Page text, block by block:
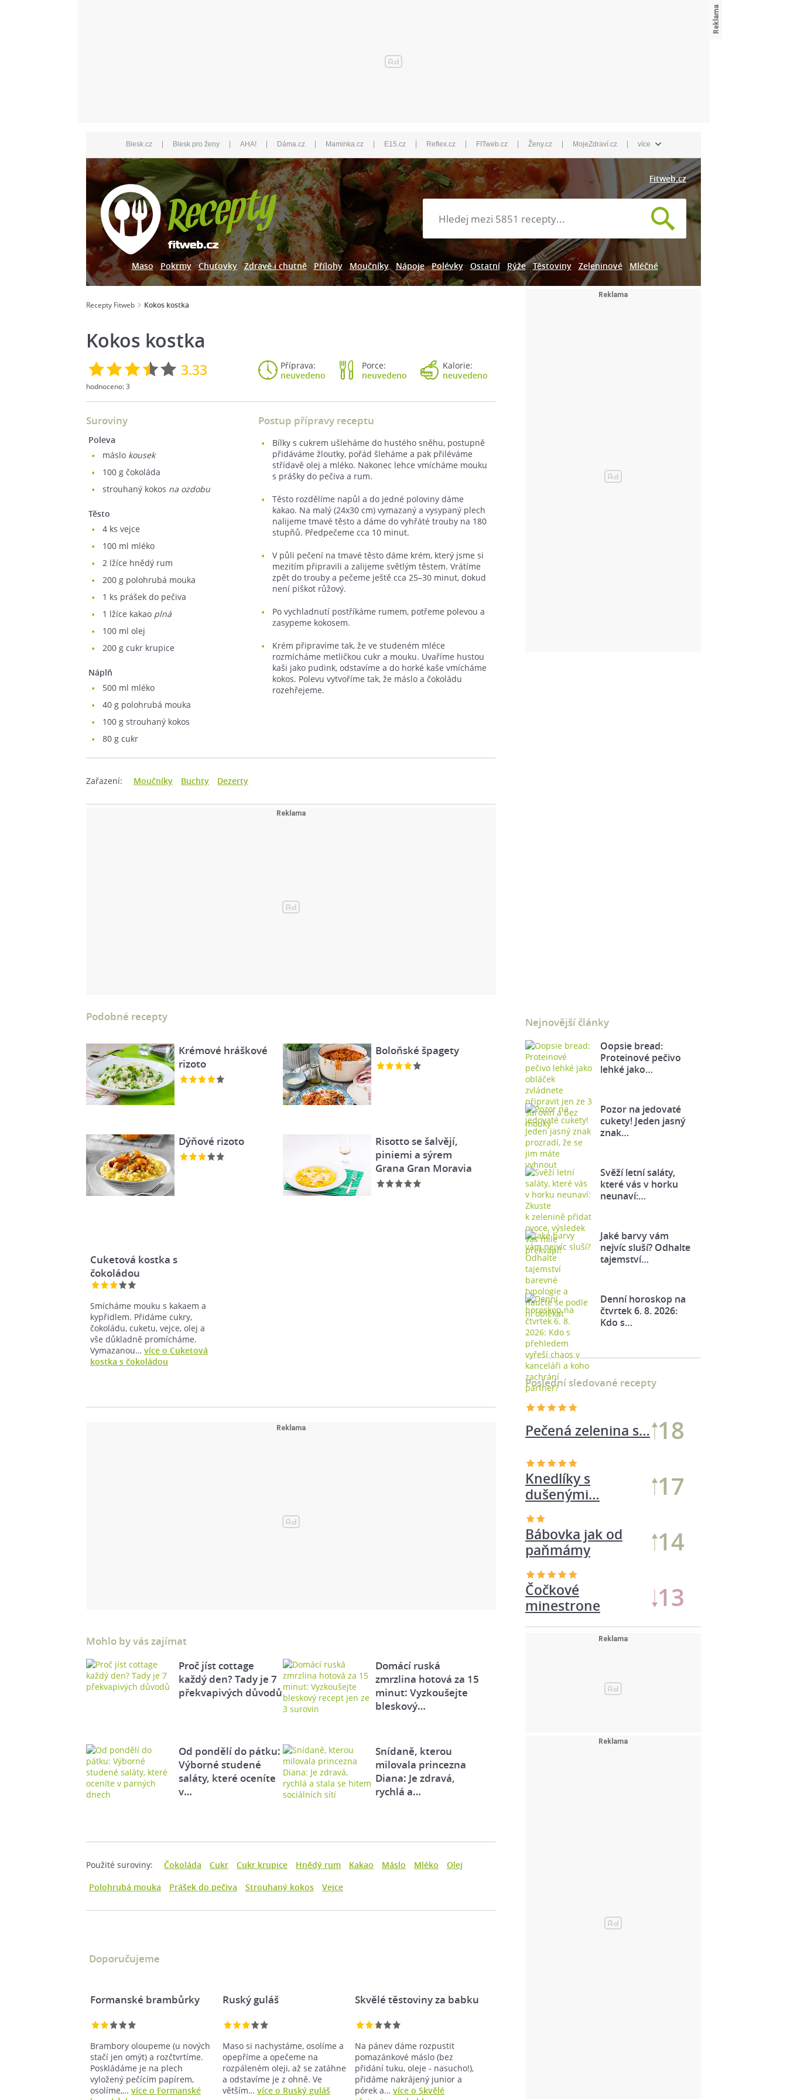
Blesk.cz | Blesk pro ženy | AHA! | Dáma.cz | Maminka.cz | E15.cz | Reflex.cz | FITweb.cz | Ženy.cz | MojeZdraví.cz | více
Fitweb.cz
Maso Pokrmy Chuťovky Zdravě i chutně Přílohy Moučníky Nápoje Polévky Ostatní Rýže Těstoviny Zeleninové Mléčné
Recepty Fitweb Kokos kostka
Kokos kostka
3.33
hodnoceno:3
Příprava:
neuvedeno
Porce:
neuvedeno
Kalorie:
neuvedeno
Suroviny
Poleva
máslo kousek
100 g čokoláda
strouhaný kokos na ozdobu
Těsto
4 ks vejce
100 ml mléko
2 lžíce hnědý rum
200 g polohrubá mouka
1 ks prášek do pečiva
1 lžíce kakao plná
100 ml olej
200 g cukr krupice
Náplň
500 ml mléko
40 g polohrubá mouka
100 g strouhaný kokos
80 g cukr
Postup přípravy receptu
Bílky s cukrem ušleháme do hustého sněhu, postupně
přidáváme žloutky, pořád šleháme a pak přiléváme
střídavě olej a mléko. Nakonec lehce vmícháme mouku
s prášky do pečiva a rum.
Těsto rozdělíme napůl a do jedné poloviny dáme
kakao. Na malý (24x30 cm) vymazaný a vysypaný plech
nalijeme tmavé těsto a dáme do vyhřáté trouby na 180
stupňů. Předpečeme cca 10 minut.
V půli pečení na tmavé těsto dáme krém, který jsme si
mezitím připravili a zalijeme světlým těstem. Vrátíme
zpět do trouby a pečeme ještě cca 25–30 minut, dokud
není piškot růžový.
Po vychladnutí postříkáme rumem, potřeme polevou a
zasypeme kokosem.
Krém připravíme tak, že ve studeném mléce
rozmícháme metličkou cukr a mouku. Uvaříme hustou
kaši jako pudink, odstavíme a do horké kaše vmícháme
kokos. Polevu vytvoříme tak, že máslo a čokoládu
rozehřejeme.
Zařazení: Moučníky Buchty Dezerty
Podobné recepty
Krémové hráškové
rizoto
Boloňské špagety
Dýňové rizoto
Risotto se šalvějí,
piniemi a sýrem
Grana Gran Moravia
Cuketová kostka s
čokoládou
Smícháme mouku s kakaem a
kypřidlem. Přidáme cukry,
čokoládu, cuketu, vejce, olej a
vše důkladně promícháme.
Vymazanou… více o Cuketová
kostka s čokoládou
Mohlo by vás zajímat
Proč jíst cottage
každý den? Tady je 7
překvapivých důvodů
Domácí ruská
zmrzlina hotová za 15
minut: Vyzkoušejte
bleskový…
Od pondělí do pátku:
Výborné studené
saláty, které oceníte
v…
Snídaně, kterou
milovala princezna
Diana: Je zdravá,
rychlá a…
Použité suroviny: Čokoláda Cukr Cukr krupice Hnědý rum Kakao Máslo Mléko
Olej
Polohrubá mouka
Prášek do pečiva Strouhaný kokos Vejce
Doporučujeme
Formanské brambůrky
Brambory oloupeme (u nových
stačí jen omýt) a rozčtvrtíme.
Poskládáme je na plech
vyložený pečícím papírem,
osolíme,… více o Formanské
Ruský guláš
Maso si nachystáme, osolíme a
opepříme a opečeme na
rozpáleném oleji, až se zatáhne
a odstavíme je z ohně. Ve
větším…více o Ruský guláš
Skvělé těstoviny za babku
Na pánev dáme rozpustit
pomazánkové máslo (bez
přidání tuku, oleje - nasucho!),
přidáme nakrájený junior a
pórek a…více o Skvělé
Nejnovější články
Oopsie bread:
Proteinové pečivo
lehké jako…
Pozor na jedovaté
cukety! Jeden jasný
znak…
Svěží letní saláty,
které vás v horku
neunaví:…
Jaké barvy vám
nejvíc sluší? Odhalte
tajemství…
Denní horoskop na
čtvrtek 6. 8. 2026:
Kdo s…
Poslední sledované recepty
Čočkové
minestrone
13
Knedlíky s
dušenými…
17
Pečená zelenina s… 18
Bábovka jak od
paňmámy
14